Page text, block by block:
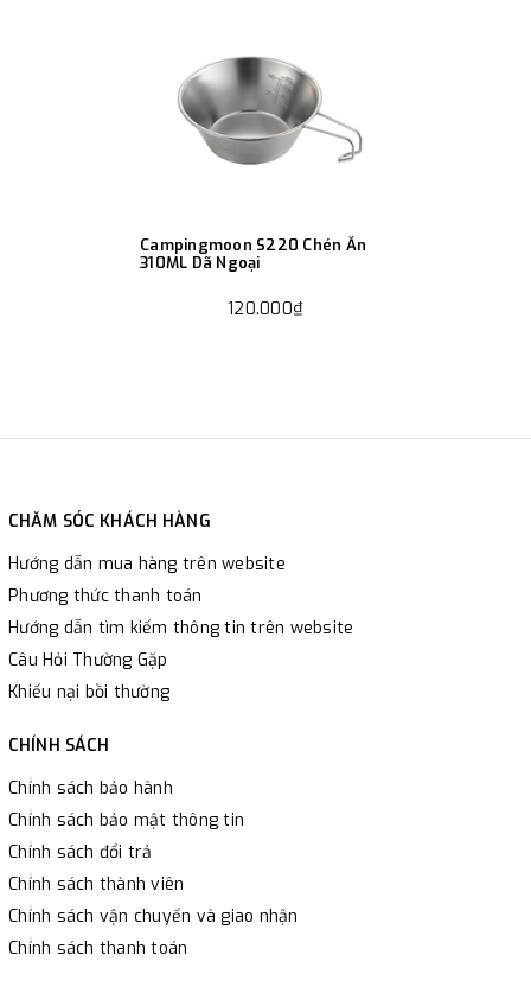
Campingmoon S220 Chén Ăn
310ML Dã Ngoại
120.000₫
CHĂM SÓC KHÁCH HÀNG
Hướng dẫn mua hàng trên website
Phương thức thanh toán
Hướng dẫn tìm kiếm thông tin trên website
Câu Hỏi Thường Gặp
Khiếu nại bồi thường
CHÍNH SÁCH
Chính sách bảo hành
Chính sách bảo mật thông tin
Chính sách đổi trả
Chính sách thành viên
Chính sách vận chuyển và giao nhận
Chính sách thanh toán